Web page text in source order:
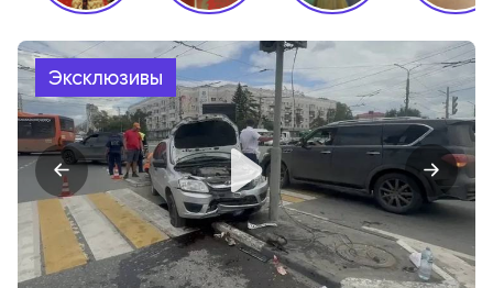
Эксклюзивы